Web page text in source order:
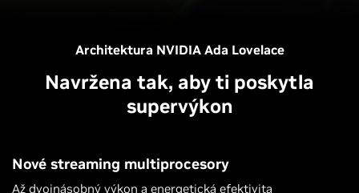
Architektura NVIDIA Ada Lovelace
Navržena tak, aby ti poskytla
supervýkon
Nové streaming multiprocesory
Až dvojnásobný výkon a energetická efektivita